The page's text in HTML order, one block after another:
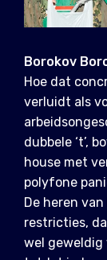
Borokov
Hoe dat
verluidt als
dubbele ‘t’,
house met
polyfone
De heren
restricties,
wel geweldig